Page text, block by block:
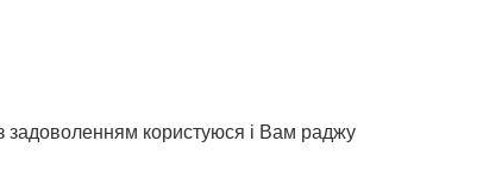
задоволенням користуюся і Вам раджу